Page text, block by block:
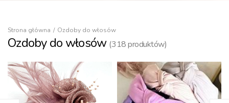
Strona główna Ozdoby do włosów
Ozdoby do włosów (318produktów)